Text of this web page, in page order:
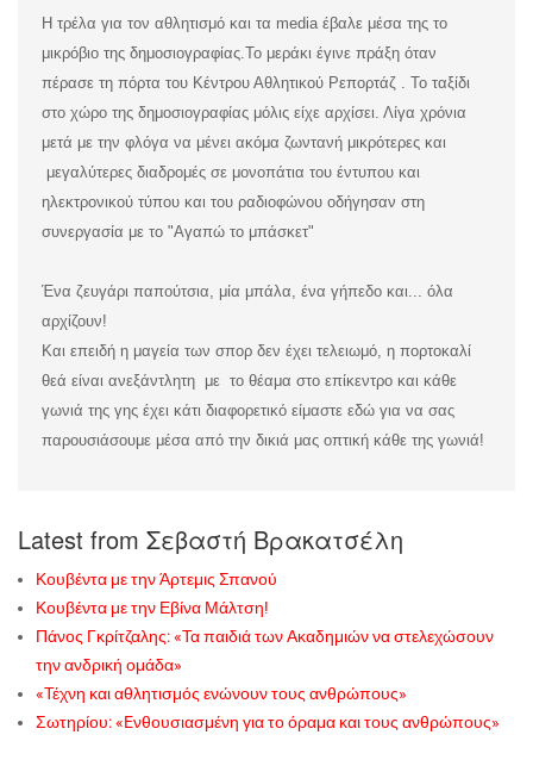
Η τρέλα για τον αθλητισμό και τα media έβαλε μέσα της το
μικρόβιο της δημοσιογραφίας.Το μεράκι έγινε πράξη όταν
πέρασε τη πόρτα του Κέντρου Αθλητικού Ρεπορτάζ . Το ταξίδι
στο χώρο της δημοσιογραφίας μόλις είχε αρχίσει. Λίγα χρόνια
μετά με την φλόγα να μένει ακόμα ζωντανή μικρότερες και
μεγαλύτερες διαδρομές σε μονοπάτια του έντυπου και
ηλεκτρονικού τύπου και του ραδιοφώνου οδήγησαν στη
συνεργασία με το "Αγαπώ το μπάσκετ"
Ένα ζευγάρι παπούτσια, μία μπάλα, ένα γήπεδο και... όλα
αρχίζουν!
Και επειδή η μαγεία των σπορ δεν έχει τελειωμό, η πορτοκαλί
θεά είναι ανεξάντλητη με το θέαμα στο επίκεντρο και κάθε
γωνιά της γης έχει κάτι διαφορετικό είμαστε εδώ για να σας
παρουσιάσουμε μέσα από την δικιά μας οπτική κάθε της γωνιά!
Latest from Σεβαστή Βρακατσέλη
Κουβέντα με την Άρτεμις Σπανού
Κουβέντα με την Εβίνα Μάλτση!
Πάνος Γκρίτζαλης: «Τα παιδιά των Ακαδημιών να στελεχώσουν
την ανδρική ομάδα»
«Τέχνη και αθλητισμός ενώνουν τους ανθρώπους»
Σωτηρίου: «Eνθουσιασμένη για το όραμα και τους ανθρώπους»